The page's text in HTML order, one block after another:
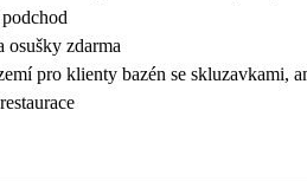
osušky zdarma
pro klienty bazén se skluzavkami,